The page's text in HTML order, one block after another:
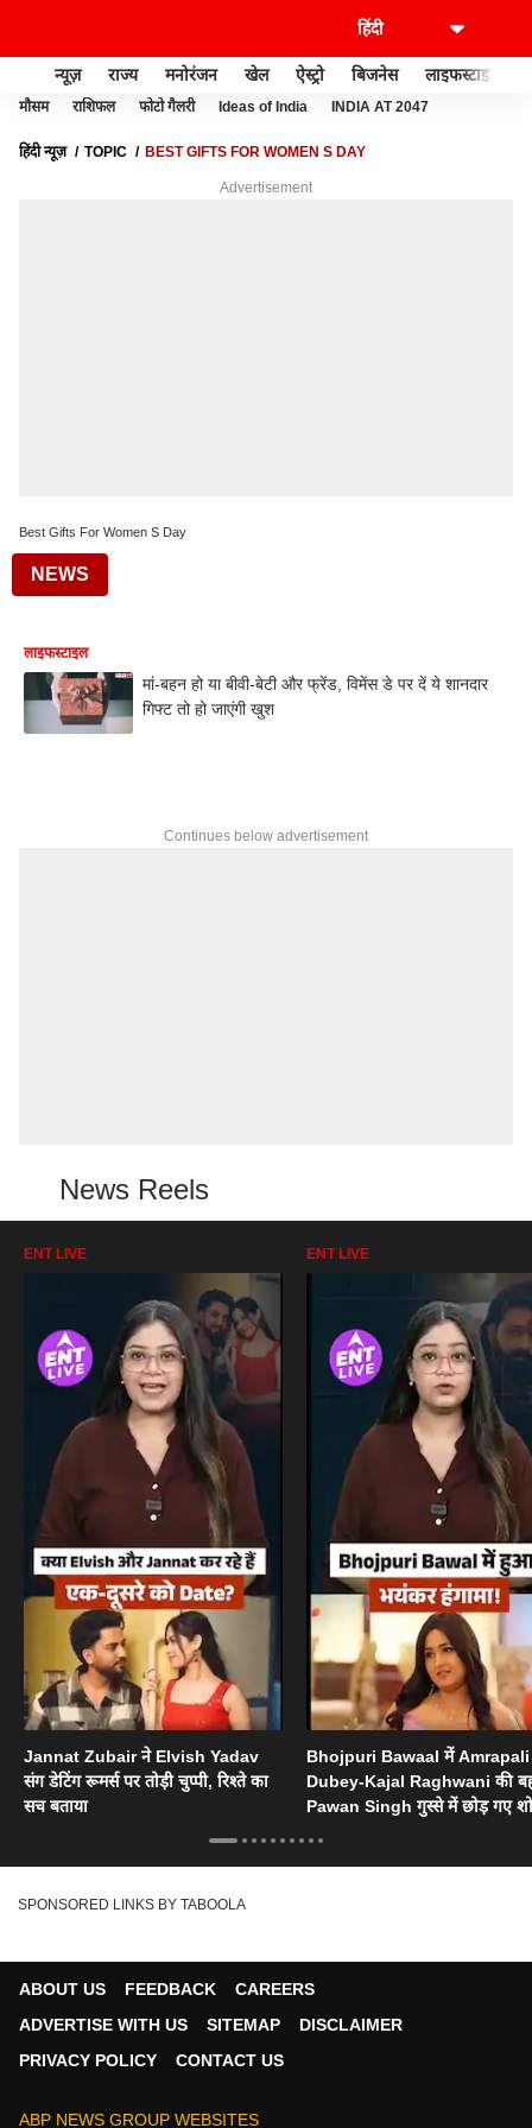
न्यूज़ राज्य मनोरंजन खेल ऐस्ट्रो बिजनेस लाइफस्टाइल
मौसम राशिफल फोटो गैलरी Ideas of India INDIA AT 2047
हिंदी न्यूज़ TOPIC BEST GIFTS FOR WOMEN S DAY
Advertisement
Best Gifts For Women S Day
NEWS
लाइफस्टाइल
मां-बहन हो या बीवी-बेटी और फ्रेंड, विमेंस डे पर दें ये शानदार
गिफ्ट तो हो जाएंगी खुश
Continues below advertisement
News Reels
ENT LIVE
Jannat Zubair ने Elvish Yadav
संग डेटिंग रूमर्स पर तोड़ी चुप्पी, रिश्ते का
सच बताया
ENT LIVE
Bhojpuri Bawaal में Amrapali
Dubey-Kajal Raghwani की
Pawan Singh गुस्से में छोड़ गए शो
SPONSORED LINKS BY TABOOLA
ABOUT US FEEDBACK
CAREERS
ADVERTISE WITH US
SITEMAP
DISCLAIMER
PRIVACY POLICY
CONTACT US
ABP NEWS GROUP WEBSITES